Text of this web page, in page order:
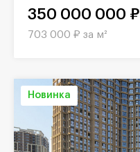
350 000 000 ₽
703 000 ₽ за м²
Новинка